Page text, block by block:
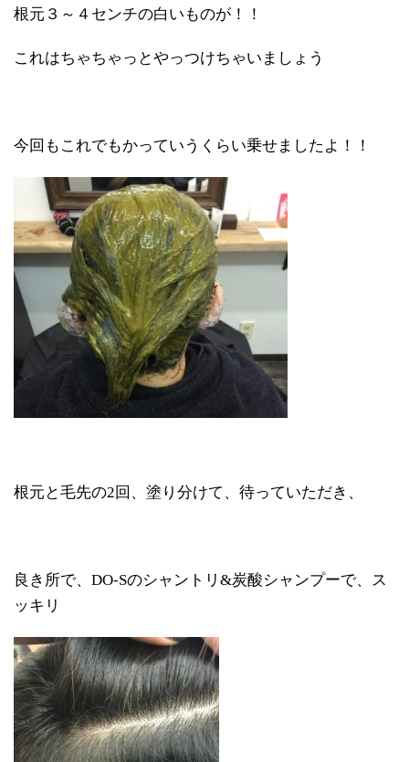
根元３～４センチの白いものが！！
これはちゃちゃっとやっつけちゃいましょう
今回もこれでもかっていうくらい乗せましたよ！！
根元と毛先の2回、塗り分けて、待っていただき、
良き所で、DO-Sのシャントリ&炭酸シャンプーで、ス
ッキリ